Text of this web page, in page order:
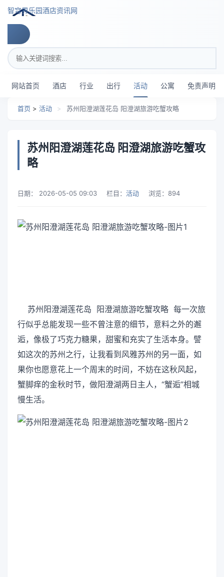
智穹界乐园酒店资讯网
搜索关键词
网站首页 酒店 行业 出行 活动 公寓 免责声明
首页 > 活动 > 苏州阳澄湖莲花岛 阳澄湖旅游吃蟹攻略
苏州阳澄湖莲花岛 阳澄湖旅游吃蟹攻
略
日期： 2026-05-05 09:03 栏目： 活动 浏览： 894
苏州阳澄湖莲花岛 阳澄湖旅游吃蟹攻略 每一次旅
行似乎总能发现一些不曾注意的细节，意料之外的邂
逅，像极了巧克力糖果，甜蜜和充实了生活本身。譬
如这次的苏州之行，让我看到风雅苏州的另一面，如
果你也愿意花上一个周末的时间，不妨在这秋风起，
蟹脚痒的金秋时节，做阳澄湖两日主人，“蟹逅”相城
慢生活。